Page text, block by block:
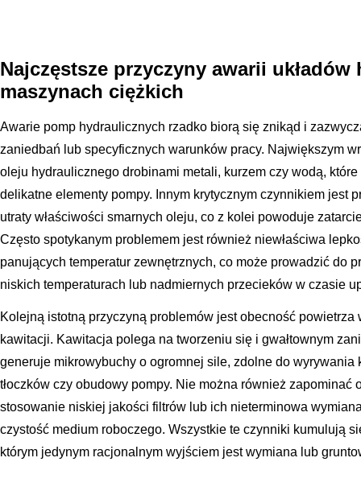
Najczęstsze przyczyny awarii
maszynach ciężkich
Awarie pomp hydraulicznych rzadko biorą się znikąd i
zaniedbań lub specyficznych warunków pracy. Największym
oleju hydraulicznego drobinami metali, kurzem czy wodą,
delikatne elementy pompy. Innym krytycznym czynnikiem jest
utraty właściwości smarnych oleju, co z kolei powoduje
Często spotykanym problemem jest również niewłaściwa
panujących temperatur zewnętrznych, co może prowadzić do
niskich temperaturach lub nadmiernych przecieków w czasie
Kolejną istotną przyczyną problemów jest obecność powietrza
kawitacji. Kawitacja polega na tworzeniu się i gwałtownym
generuje mikrowybuchy o ogromnej sile, zdolne do wyrywania
tłoczków czy obudowy pompy. Nie można również zapominać
stosowanie niskiej jakości filtrów lub ich nieterminowa
czystość medium roboczego. Wszystkie te czynniki kumulują
którym jedynym racjonalnym wyjściem jest wymiana lub